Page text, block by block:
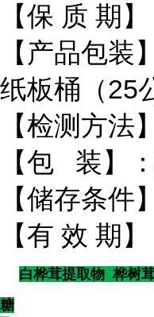
【保 质 期
【产品包装
纸板桶（25
【检测方法
【包 装】
【储存条件
【有 效 期
白桦茸提取物 桦树
糖